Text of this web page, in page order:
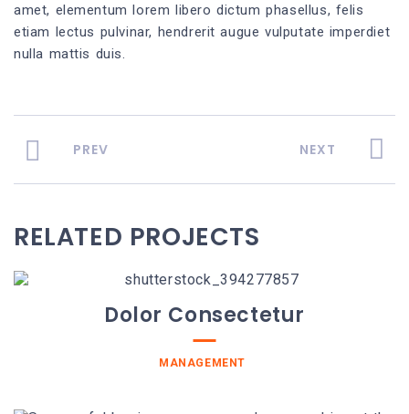
amet, elementum lorem libero dictum phasellus, felis
etiam lectus pulvinar, hendrerit augue vulputate imperdiet
nulla mattis duis.
PREV NEXT
RELATED PROJECTS
Dolor Consectetur
MANAGEMENT